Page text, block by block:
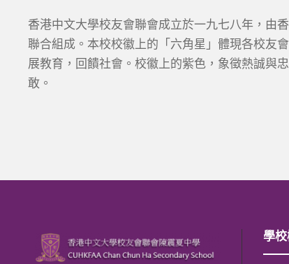
香港中文大學校友會聯會成立於一九七八年，由
聯合組成。本校校徽上的「六角星」體現各校友
展教育，回饋社會。校徽上的紫色，象徵熱誠與
敢。
學